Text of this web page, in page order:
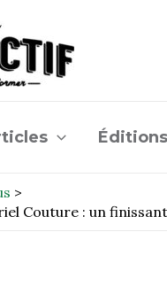
Couture : un